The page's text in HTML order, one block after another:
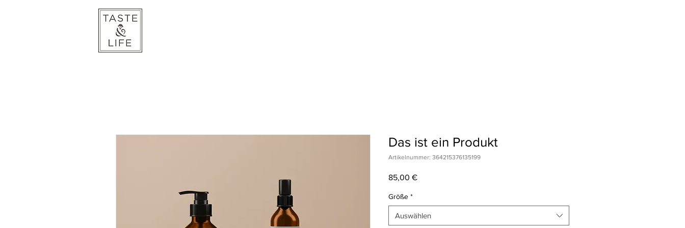
Das ist ein Produkt
Artikelnummer: 364215376135199
85,00 €Preis
Größe *
Auswählen